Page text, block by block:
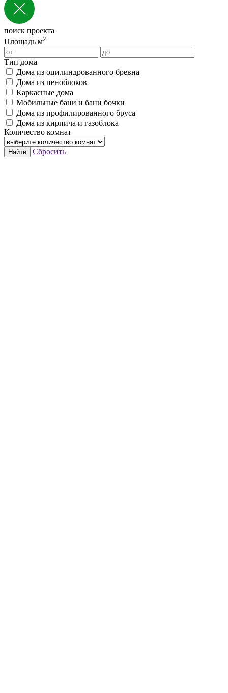
поиск проекта
Площадь м2
Тип дома
Дома из оцилиндрованного бревна
Дома из пеноблоков
Каркасные дома
Мобильные бани и бани бочки
Дома из профилированного бруса
Дома из кирпича и газоблока
Количество комнат
Найти Сбросить